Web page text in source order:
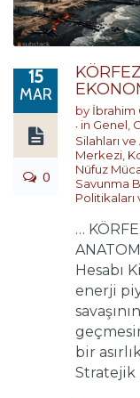
15
MAR
0
by İbrahim
in Genel
Silahları
Merkezi
Nüfuz
Savunma
…
Hesabı
enerji
bir
Stratejik